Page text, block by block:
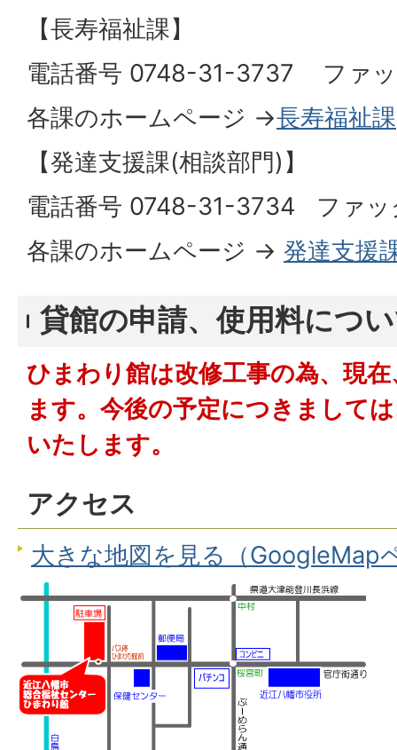
【長寿福祉課】
電話番号 0748-31-3737 ファ
各課のホームページ →長寿福祉課
【発達支援課(相談部門)】
電話番号 0748-31-3734 ファ
各課のホームページ → 発達支援
貸館の申請、使用料につ
ひまわり館は改修工事の為、現
ます。今後の予定につきまして
いたします。
アクセス
大きな地図を見る（GoogleMap